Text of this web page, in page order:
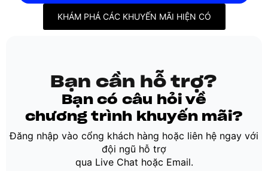
KHÁM PHÁ CÁC KHUYẾN MÃI HIỆN CÓ
Bạn cần hỗ trợ?
Bạn có câu hỏi về
chương trình khuyến mãi?
Đăng nhập vào cổng khách hàng hoặc liên hệ ngay với
đội ngũ hỗ trợ
qua Live Chat hoặc Email.